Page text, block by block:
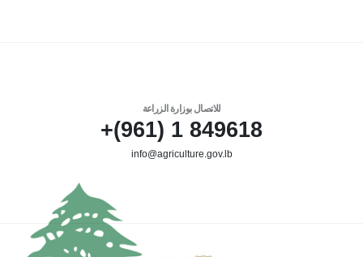
للاتصال بوزارة الزراعة
849618 1 (961)+
info@agriculture.gov.lb